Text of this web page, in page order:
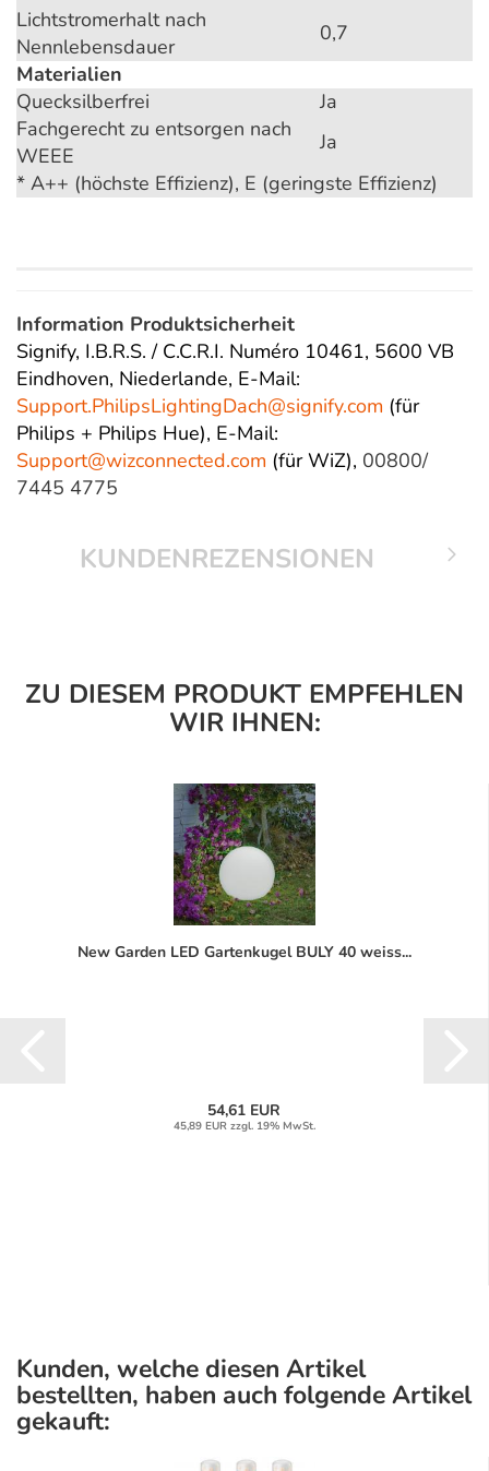
Lichtstromerhalt nach
Nennlebensdauer
0,7
Materialien
Quecksilberfrei
Ja
Fachgerecht zu entsorgen nach
WEEE
Ja
* A++ (höchste Effizienz), E (geringste Effizienz)
Information Produktsicherheit
Signify, I.B.R.S. / C.C.R.I. Numéro 10461, 5600 VB
Eindhoven, Niederlande, E-Mail:
Support.PhilipsLightingDach@signify.com (für
Philips + Philips Hue), E-Mail:
Support@wizconnected.com (für WiZ), 00800/
7445 4775
KUNDENREZENSIONEN
ZU DIESEM PRODUKT EMPFEHLEN
WIR IHNEN:
New Garden LED Gartenkugel BULY 40 weiss...
54,61 EUR
45,89 EUR zzgl. 19% MwSt.
Kunden, welche diesen Artikel
bestellten, haben auch folgende Artikel
gekauft: